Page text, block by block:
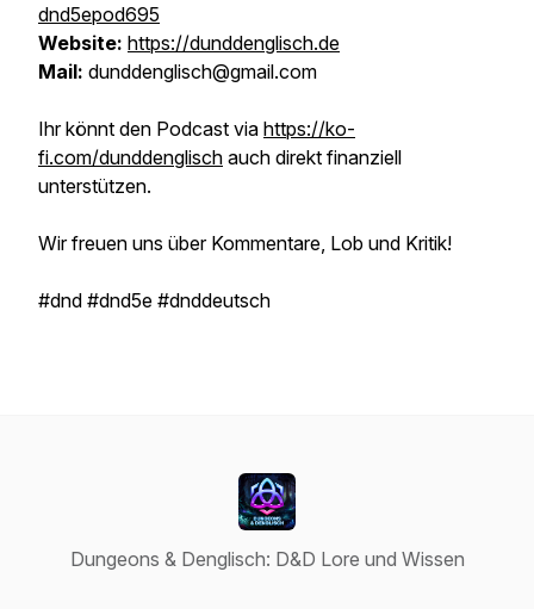
dnd5epod695
Website: https://dunddenglisch.de
Mail: dunddenglisch@gmail.com
Ihr könnt den Podcast via https://ko-
fi.com/dunddenglisch auch direkt finanziell
unterstützen.
Wir freuen uns über Kommentare, Lob und Kritik!
#dnd #dnd5e #dnddeutsch
Dungeons & Denglisch: D&D Lore und Wissen